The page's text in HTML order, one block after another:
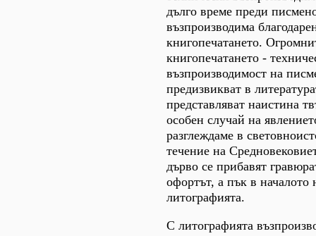
дълго време преди
възпроизводима
книгопечатането.
книгопечатането -
възпроизводимост на
предизвикват в
представляват наистина
особен случай на
разглеждаме в
течение на
дърво се прибавят
офортът, а пък в
литографията.
С литографията